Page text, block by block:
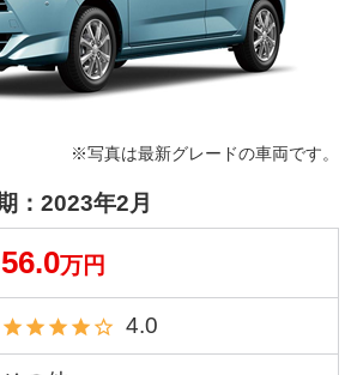
※写真は最新グレードの車両です。
： 2023年2月
56.0万円
4.0